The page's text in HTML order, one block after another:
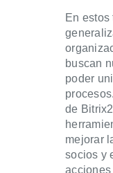
En
buscan
poder
de
mejorar
socios y